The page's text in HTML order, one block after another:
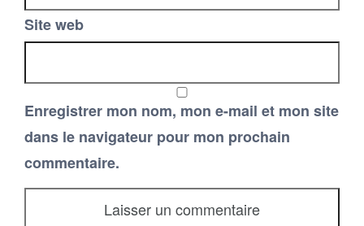
Site web
Enregistrer mon nom, mon e-mail et mon site
dans le navigateur pour mon prochain
commentaire.